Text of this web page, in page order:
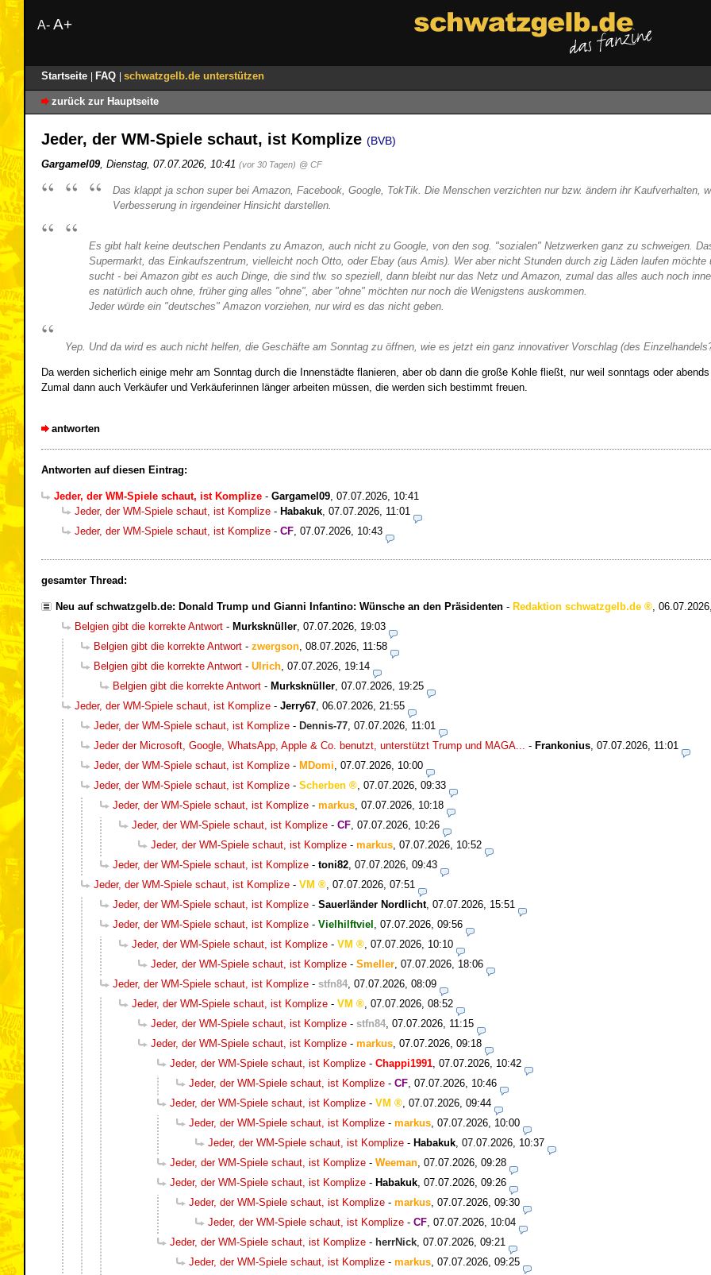
A- A+
Startseite FAQ schwatzgelb.de unterstützen
zurück zur Hauptseite
Jeder, der WM-Spiele schaut, ist Komplize (BVB)
Gargamel09, Dienstag, 07.07.2026, 10:41 (vor 30 Tagen) @ CF
Das klappt ja schon super bei Amazon, Facebook, Google, TokTik. Die Menschen verzichten nur bzw. ändern ihr Kaufverhalten,
Verbesserung in irgendeiner Hinsicht darstellen.
Es gibt halt keine deutschen Pendants zu Amazon, auch nicht zu Google, von den sog. "sozialen" Netzwerken ganz zu schweigen.
Supermarkt, das Einkaufszentrum, vielleicht noch Otto, oder Ebay (aus Amis). Wer aber nicht Stunden durch zig Läden laufen
sucht - bei Amazon gibt es auch Dinge, die sind tlw. so speziell, dann bleibt nur das Netz und Amazon, zumal das alles auch noch
es natürlich auch ohne, früher ging alles "ohne", aber "ohne" möchten nur noch die Wenigstens auskommen.
Jeder würde ein "deutsches" Amazon vorziehen, nur wird es das nicht geben.
Yep. Und da wird es auch nicht helfen, die Geschäfte am Sonntag zu öffnen, wie es jetzt ein ganz innovativer Vorschlag (des
Da werden sicherlich einige mehr am Sonntag durch die Innenstädte flanieren, aber ob dann die große Kohle fließt, nur weil sonntags oder
Zumal dann auch Verkäufer und Verkäuferinnen länger arbeiten müssen, die werden sich bestimmt freuen.
antworten
Antworten auf diesen Eintrag:
Jeder, der WM-Spiele schaut, ist Komplize - Gargamel09, 07.07.2026, 10:41
Jeder, der WM-Spiele schaut, ist Komplize - Habakuk, 07.07.2026, 11:01
Jeder, der WM-Spiele schaut, ist Komplize - CF, 07.07.2026, 10:43
gesamter Thread:
Neu auf schwatzgelb.de: Donald Trump und Gianni Infantino: Wünsche an den Präsidenten - Redaktion schwatzgelb.de ,
Belgien gibt die korrekte Antwort - Murksknüller, 07.07.2026, 19:03
Belgien gibt die korrekte Antwort - zwergson, 08.07.2026, 11:58
Belgien gibt die korrekte Antwort - Ulrich, 07.07.2026, 19:14
Belgien gibt die korrekte Antwort - Murksknüller, 07.07.2026, 19:25
Jeder, der WM-Spiele schaut, ist Komplize - Jerry67, 06.07.2026, 21:55
Jeder, der WM-Spiele schaut, ist Komplize - Dennis-77, 07.07.2026, 11:01
Jeder der Microsoft, Google, WhatsApp, Apple & Co. benutzt, unterstützt Trump und MAGA... - Frankonius, 07.07.2026, 11:01
Jeder, der WM-Spiele schaut, ist Komplize - MDomi, 07.07.2026, 10:00
Jeder, der WM-Spiele schaut, ist Komplize - Scherben , 07.07.2026, 09:33
Jeder, der WM-Spiele schaut, ist Komplize - markus, 07.07.2026, 10:18
Jeder, der WM-Spiele schaut, ist Komplize - CF, 07.07.2026, 10:26
Jeder, der WM-Spiele schaut, ist Komplize - markus, 07.07.2026, 10:52
Jeder, der WM-Spiele schaut, ist Komplize - toni82, 07.07.2026, 09:43
Jeder, der WM-Spiele schaut, ist Komplize - VM , 07.07.2026, 07:51
Jeder, der WM-Spiele schaut, ist Komplize - Sauerländer Nordlicht, 07.07.2026, 15:51
Jeder, der WM-Spiele schaut, ist Komplize - Vielhilftviel , 07.07.2026, 09:56
Jeder, der WM-Spiele schaut, ist Komplize - VM , 07.07.2026, 10:10
Jeder, der WM-Spiele schaut, ist Komplize - Smeller, 07.07.2026, 18:06
Jeder, der WM-Spiele schaut, ist Komplize - stfn84, 07.07.2026, 08:09
Jeder, der WM-Spiele schaut, ist Komplize - VM , 07.07.2026, 08:52
Jeder, der WM-Spiele schaut, ist Komplize - stfn84, 07.07.2026, 11:15
Jeder, der WM-Spiele schaut, ist Komplize - markus, 07.07.2026, 09:18
Jeder, der WM-Spiele schaut, ist Komplize - Chappi1991, 07.07.2026, 10:42
Jeder, der WM-Spiele schaut, ist Komplize - CF, 07.07.2026, 10:46
Jeder, der WM-Spiele schaut, ist Komplize - VM , 07.07.2026, 09:44
Jeder, der WM-Spiele schaut, ist Komplize - markus, 07.07.2026, 10:00
Jeder, der WM-Spiele schaut, ist Komplize - Habakuk, 07.07.2026, 10:37
Jeder, der WM-Spiele schaut, ist Komplize - Weeman, 07.07.2026, 09:28
Jeder, der WM-Spiele schaut, ist Komplize - Habakuk, 07.07.2026, 09:26
Jeder, der WM-Spiele schaut, ist Komplize - markus, 07.07.2026, 09:30
Jeder, der WM-Spiele schaut, ist Komplize - CF, 07.07.2026, 10:04
Jeder, der WM-Spiele schaut, ist Komplize - herrNick, 07.07.2026, 09:21
Jeder, der WM-Spiele schaut, ist Komplize - markus, 07.07.2026, 09:25